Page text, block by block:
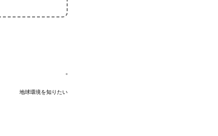
地球環境を知りたい